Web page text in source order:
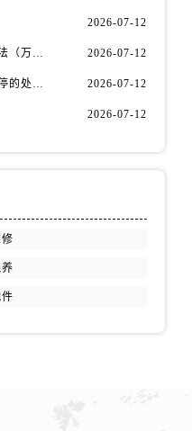
江苏省常州市新北区龙锦路1590号现代传媒中心5号楼10层1008室万国售后服务中心（需提前预约）
江苏省连云港市海州区通灌北路万国售后服务中心（需提前预约）
2026-07-12
万国手表起雾以后除雾的具体方法（万国手表起雾解决办法） 2026-07-12
万国手表走停怎么办？（手表走停的处理方法） 2026-07-12
2026-07-12